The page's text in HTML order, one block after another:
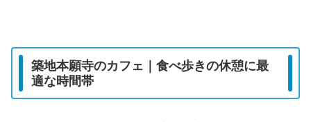
築地本願寺のカフェ｜食べ歩きの休憩に最
適な時間帯